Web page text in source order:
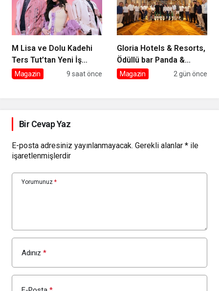
M Lisa ve Dolu Kadehi
Ters Tut’tan Yeni İş
Birliği: Vişne
Magazin 9 saat önce
Gloria Hotels & Resorts,
Ödüllü bar Panda &
Sons ile unutulmaz bir
Magazin 2 gün önce
Bir Cevap Yaz
E-posta adresiniz yayınlanmayacak. Gerekli alanlar * ile
işaretlenmişlerdir
Yorumunuz *
Adınız *